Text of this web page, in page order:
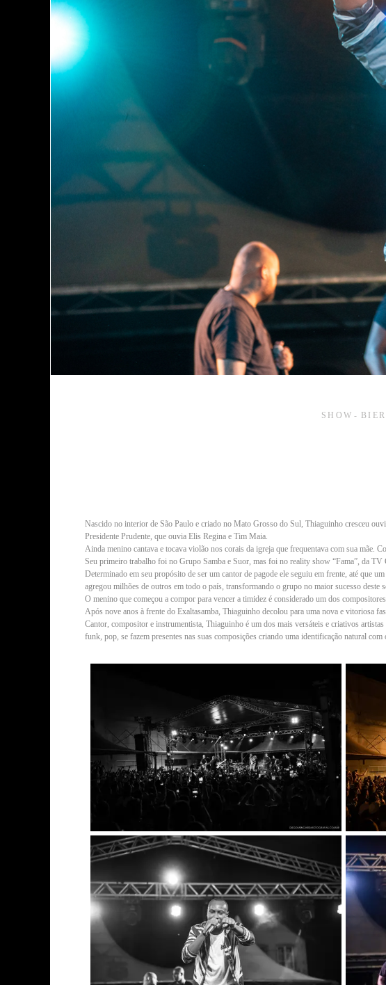
SHOW
Nascido no interior de São Paulo e criado no Mato Grosso do Sul, Thiaguinho cresceu
Presidente Prudente, que ouvia Elis Regina e Tim Maia.
Ainda menino cantava e tocava violão nos corais da igreja que frequentava com sua mãe.
Seu primeiro trabalho foi no Grupo Samba e Suor, mas foi no reality show “Fama”, da TV
Determinado em seu propósito de ser um cantor de pagode ele seguiu em frente, até que
agregou milhões de outros em todo o país, transformando o grupo no maior sucesso deste
O menino que começou a compor para vencer a timidez é considerado um dos
Após nove anos à frente do Exaltasamba, Thiaguinho decolou para uma nova e vitoriosa
Cantor, compositor e instrumentista, Thiaguinho é um dos mais versáteis e criativos
funk, pop, se fazem presentes nas suas composições criando uma identificação natural com